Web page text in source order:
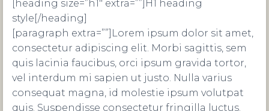
[heading size=”h1″ extra=””]H1 heading
style[/heading]
[paragraph extra=””]Lorem ipsum dolor sit amet,
consectetur adipiscing elit. Morbi sagittis, sem
quis lacinia faucibus, orci ipsum gravida tortor,
vel interdum mi sapien ut justo. Nulla varius
consequat magna, id molestie ipsum volutpat
quis. Suspendisse consectetur fringilla luctus.